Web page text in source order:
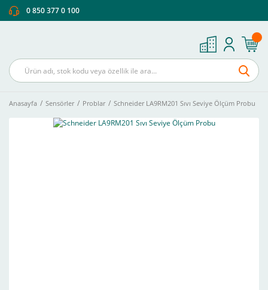
0 850 377 0 100
Anasayfa Sensörler Problar Schneider LA9RM201 Sıvı Seviye Ölçüm Probu